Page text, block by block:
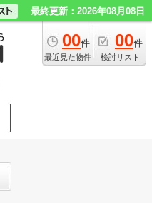
最終更新：2026年08月08日
00件
最近見た物件
00件
検討リスト